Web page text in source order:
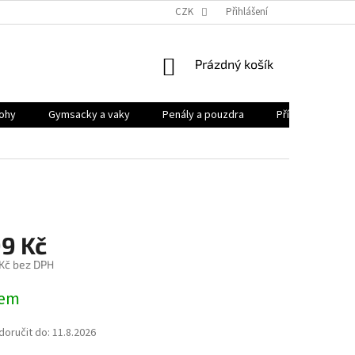
CZK Přihlášení
NÁKUPNÍ
Prázdný košík
Gymsacky a vaky Penály a pouzdra
Příslušenství
Kč
bez DPH
do: 11.8.2026